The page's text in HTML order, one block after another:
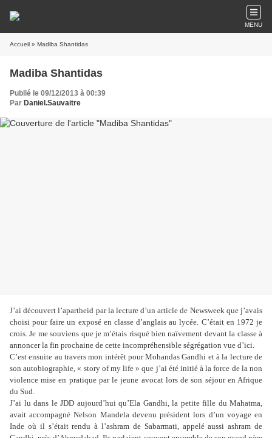
MENU
Accueil » Madiba Shantidas
Madiba Shantidas
Publié le 09/12/2013 à 00:39
Par Daniel.Sauvaitre
J’ai découvert l’apartheid par la lecture d’un article de Newsweek que j’avais
choisi pour faire un exposé en classe d’anglais au lycée. C’était en 1972 je
crois. Je me souviens que je m’étais risqué bien naïvement devant la classe à
annoncer la fin prochaine de cette incompréhensible ségrégation vue d’ici.
C’est ensuite au travers mon intérêt pour Mohandas Gandhi et à la lecture de
son autobiographie, « story of my life » que j’ai été initié à la force de la non
violence mise en pratique par le jeune avocat lors de son séjour en Afrique
du Sud.
J’ai lu dans le JDD aujourd’hui qu’Ela Gandhi, la petite fille du Mahatma,
avait accompagné Nelson Mandela devenu président lors d’un voyage en
Inde où il s’était rendu à l’ashram de Sabarmati, appelé aussi ashram de